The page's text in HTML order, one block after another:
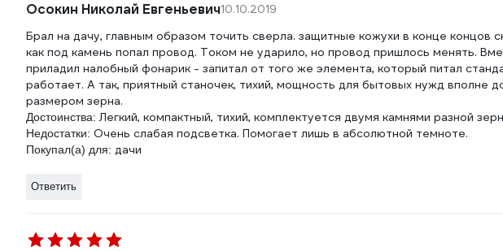
Осокин Николай Евгеньевич10.10.2019
Брал на дачу, главным образом точить сверла. защитные кожухи в конце концов
как под камень попал провод. Током не ударило, но провод пришлось менять.
приладил налобный фонарик - запитал от того же элемента, который питал
работает. А так, приятный станочек, тихий, мощность для бытовых нужд вполне
размером зерна.
Достоинства:Легкий, компактный, тихий, комплектуется двумя камнями разной
Недостатки: Очень слабая подсветка. Помогает лишь в абсолютной темноте.
Покупал(а) для: дачи
Ответить